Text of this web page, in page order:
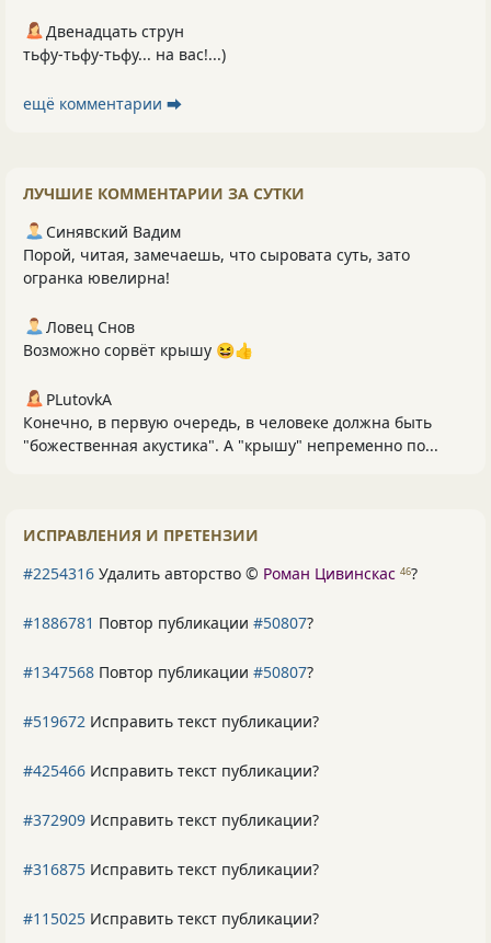
Двенадцать струн
тьфу-тьфу-тьфу... на вас!...)
ещё комментарии ⮕
ЛУЧШИЕ КОММЕНТАРИИ ЗА СУТКИ
Синявский Вадим
Порой, читая, замечаешь, что сыровата суть, зато
огранка ювелирна!
Ловец Снов
Возможно сорвёт крышу 😆👍
PLutоvkА
Конечно, в первую очередь, в человеке должна быть
"божественная акустика". А "крышу" непременно по...
ИСПРАВЛЕНИЯ И ПРЕТЕНЗИИ
#2254316 Удалить авторство © Роман Цивинскас 46?
#1886781 Повтор публикации #50807?
#1347568 Повтор публикации #50807?
#519672 Исправить текст публикации?
#425466 Исправить текст публикации?
#372909 Исправить текст публикации?
#316875 Исправить текст публикации?
#115025 Исправить текст публикации?